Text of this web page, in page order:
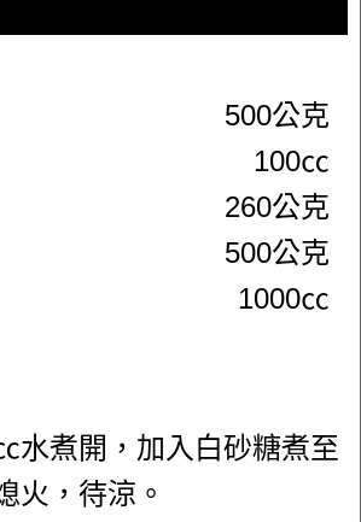
500公克
100㏄
260公克
500公克
1000㏄
水煮開，加入白砂糖煮至
火，待涼。